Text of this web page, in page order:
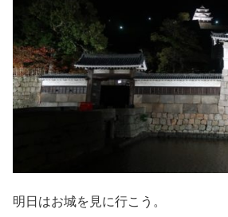
明日はお城を見に行こう。